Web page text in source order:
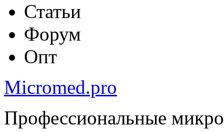
Статьи
Форум
Опт
Micromed.pro
Профессиональные